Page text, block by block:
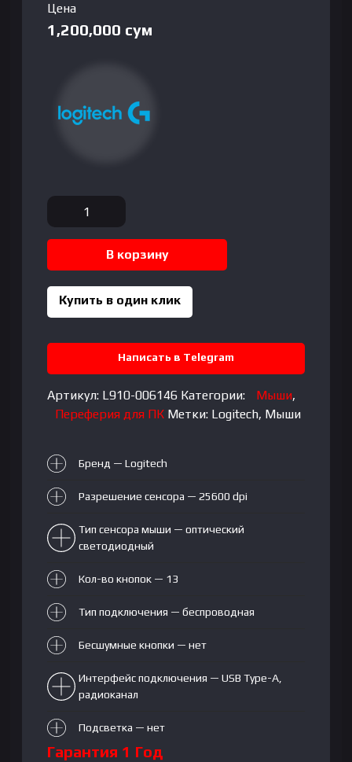
Цена
1,200,000 сум
Количество
товара
LOGITECH
WHITE
EER2
-
#933
В корзину
Купить в один клик
Написать в Telegram
Артикул: L910-006146 Категории: Мыши,
Переферия для ПК Метки: Logitech, Мыши
Бренд — Logitech
Разрешение сенсора — 25600 dpi
Тип сенсора мыши — оптический
светодиодный
Кол-во кнопок — 13
Тип подключения — беспроводная
Бесшумные кнопки — нет
Интерфейс подключения — USB Type-A,
радиоканал
Подсветка — нет
Гарантия 1 Год